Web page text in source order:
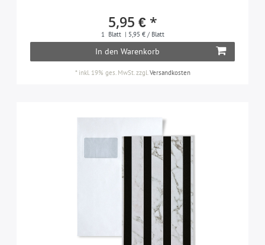
5,95 € *
1 Blatt | 5,95 € / Blatt
In den Warenkorb
* inkl. 19% ges. MwSt.zzgl.Versandkosten